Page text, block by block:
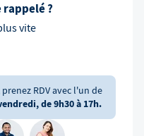
?
vite
RDV avec l'un de
de 9h30 à 17h.